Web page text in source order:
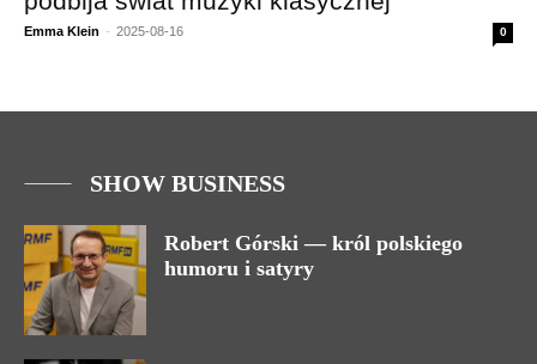
Emma Klein - 2025-08-16 0
SHOW BUSINESS
Robert Górski — król polskiego
humoru i satyry